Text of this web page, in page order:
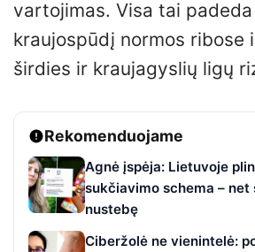
vartojimas. Visa tai
kraujospūdį normos ribose
širdies ir kraujagyslių ligų
Rekomenduojame
Agnė įspėja: Lietuvoje
sukčiavimo schema – net
nustebę
Ciberžolė ne vienintelė: